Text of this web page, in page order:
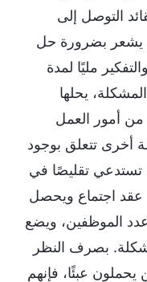
التوصل إلى
يشعر بضرورة حل
مليًا لمدة
يحلها
أمور العمل
أخرى تتعلق بوجود
تقليصًا في
عقد اجتماع ويحصل
الموظفين، ويضع
بصرف النظر
عبئًا، فإنهم